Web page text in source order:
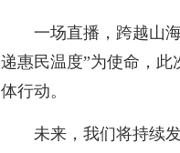
一场直播，跨越山海
递惠民温度”为使命，此
体行动。
未来，我们将持续发